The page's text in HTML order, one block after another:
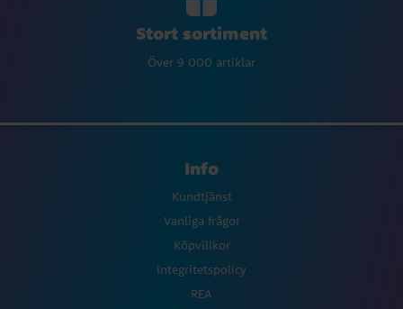
Stort sortiment
Över 9 000 artiklar
Info
Kundtjänst
Vanliga frågor
Köpvillkor
Integritetspolicy
REA